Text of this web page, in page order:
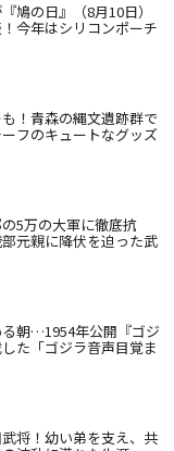
鳩の日』（8月10日）
今年はシリコンポーチ
！青森の縄文遺跡群で
フのキュートなグッズ
5万の大軍に徹底抗
元親に降伏を迫った武
朝…1954年公開『ゴジ
た「ゴジラ音声目覚ま
将！幼い弟を支え、共